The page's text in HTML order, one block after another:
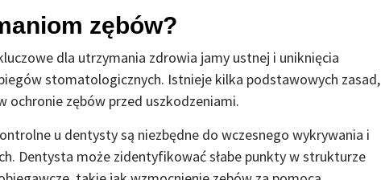
zębów?
dla utrzymania zdrowia jamy ustnej i uniknięcia
stomatologicznych. Istnieje kilka podstawowych zasad,
ochronie zębów przed uszkodzeniami.
u dentysty są niezbędne do wczesnego wykrywania i
Dentysta może zidentyfikować słabe punkty w strukturze